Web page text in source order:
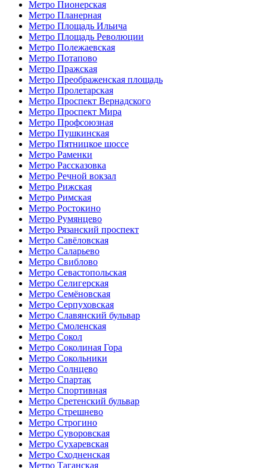
Метро Пионерская
Метро Планерная
Метро Площадь Ильича
Метро Площадь Революции
Метро Полежаевская
Метро Потапово
Метро Пражская
Метро Преображенская площадь
Метро Пролетарская
Метро Проспект Вернадского
Метро Проспект Мира
Метро Профсоюзная
Метро Пушкинская
Метро Пятницкое шоссе
Метро Раменки
Метро Рассказовка
Метро Речной вокзал
Метро Рижская
Метро Римская
Метро Ростокино
Метро Румянцево
Метро Рязанский проспект
Метро Савёловская
Метро Саларьево
Метро Свиблово
Метро Севастопольская
Метро Селигерская
Метро Семёновская
Метро Серпуховская
Метро Славянский бульвар
Метро Смоленская
Метро Сокол
Метро Соколиная Гора
Метро Сокольники
Метро Солнцево
Метро Спартак
Метро Спортивная
Метро Сретенский бульвар
Метро Стрешнево
Метро Строгино
Метро Суворовская
Метро Сухаревская
Метро Сходненская
Метро Таганская